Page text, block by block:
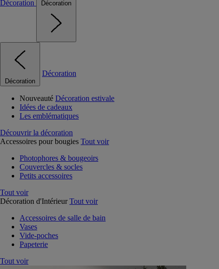
Décoration Décoration
Décoration
Décoration
Nouveauté Décoration estivale
Idées de cadeaux
Les emblématiques
Découvrir la décoration
Accessoires pour bougies Tout voir
Photophores & bougeoirs
Couvercles & socles
Petits accessoires
Tout voir
Décoration d'Intérieur Tout voir
Accessoires de salle de bain
Vases
Vide-poches
Papeterie
Tout voir